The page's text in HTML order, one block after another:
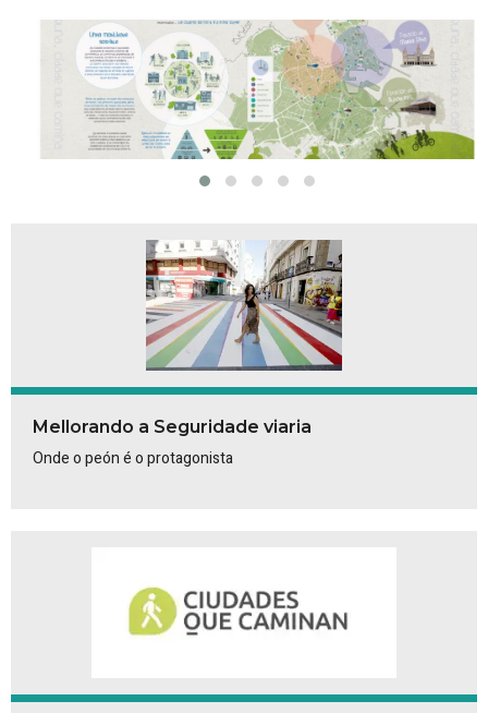
Mellorando a Seguridade viaria
Onde o peón é o protagonista